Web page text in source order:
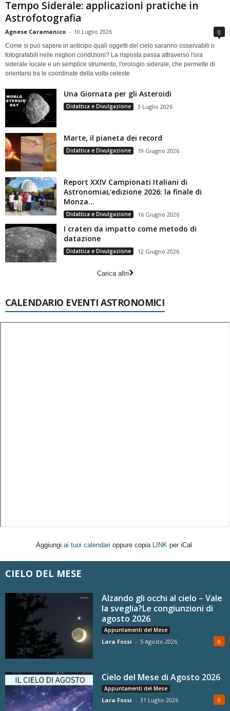
Tempo Siderale: applicazioni pratiche in
Astrofotografia
Agnese Caramanico - 10 Luglio 2026 0
Come si può sapere in anticipo quali oggetti del cielo saranno osservabili o
fotografabili nelle migliori condizioni? La risposta passa attraverso l'ora
siderale locale e un semplice strumento, l'orologio siderale, che permette di
orientarsi tra le coordinate della volta celeste
Una Giornata per gli Asteroidi
Didattica e Divulgazione 3 Luglio 2026
Marte, il pianeta dei record
Didattica e Divulgazione 19 Giugno 2026
Report XXIV Campionati Italiani di
AstronomiaL'edizione 2026: la finale di
Monza...
Didattica e Divulgazione 16 Giugno 2026
I crateri da impatto come metodo di
datazione
Didattica e Divulgazione 12 Giugno 2026
Carica altri
CALENDARIO EVENTI ASTRONOMICI
Aggiungi ai tuoi calendari oppure copia LINK per iCal
CIELO DEL MESE
Alzando gli occhi al cielo – Vale
la sveglia?Le congiunzioni di
agosto 2026
Appuntamenti del Mese
Lara Fossi - 5 Agosto 2026 0
Cielo del Mese di Agosto 2026
Appuntamenti del Mese
Lara Fossi - 31 Luglio 2026 0